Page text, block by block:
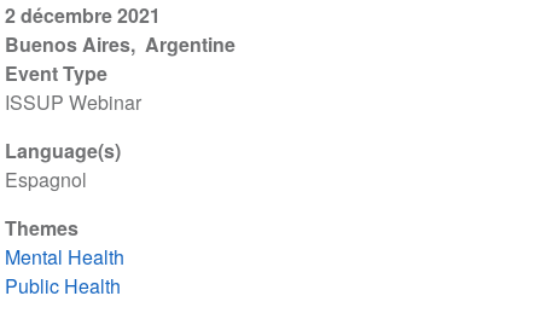
2 décembre 2021
Buenos Aires Argentine
Event Type
ISSUP Webinar
Language(s)
Espagnol
Themes
Mental Health
Public Health